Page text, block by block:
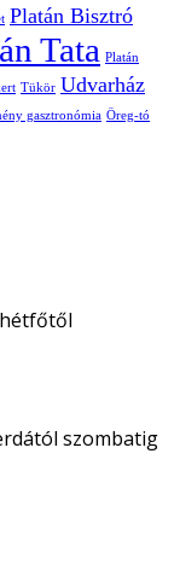
Platán Bisztró
Tata Platán
Tükör Udvarház
gasztronómia Öreg-tó
hétfőtől
szombatig